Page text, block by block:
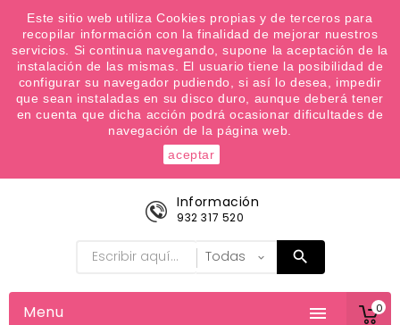
¿Quiere conocer las próximas ofertas del fin de
semana? Apúntate a nuestra Newsletter
Favoritos (0)

0
Información
932 317 520

Menu
Este sitio web utiliza Cookies propias y de terceros para
recopilar información con la finalidad de mejorar nuestros
servicios. Si continua navegando, supone la aceptación de la
instalación de las mismas. El usuario tiene la posibilidad de
configurar su navegador pudiendo, si así lo desea, impedir
que sean instaladas en su disco duro, aunque deberá tener
en cuenta que dicha acción podrá ocasionar dificultades de
navegación de la página web.
aceptar